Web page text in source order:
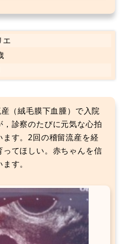
エ
（絨毛膜下血腫）で入院
診察のたびに元気な心拍
す。2回の稽留流産を経
てほしい。赤ちゃんを信
す。